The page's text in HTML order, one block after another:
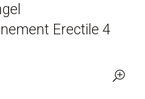
Erectile 4